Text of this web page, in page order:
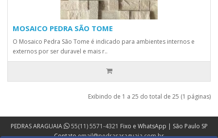
MOSAICO PEDRA SÃO TOME
O Mosaico Pedra São Tome é indicado para ambientes internos e
externos por ser duravel e mais r..
Exibindo de 1 a 25 do total de 25 (1 páginas)
PEDRAS ARAGUAIA 55(11) 5571-4321 Fixo e WhatsApp | São Paulo SP
Contatoemail@pedrasaraguaia.com.br